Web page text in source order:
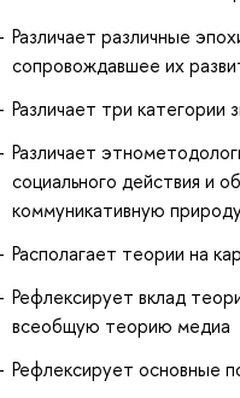
Различает различные
сопровождавшее их
Различает три категории
Различает
социального действия и
коммуникативную
Располагает теории на
Рефлексирует вклад
всеобщую теорию медиа
Рефлексирует основные